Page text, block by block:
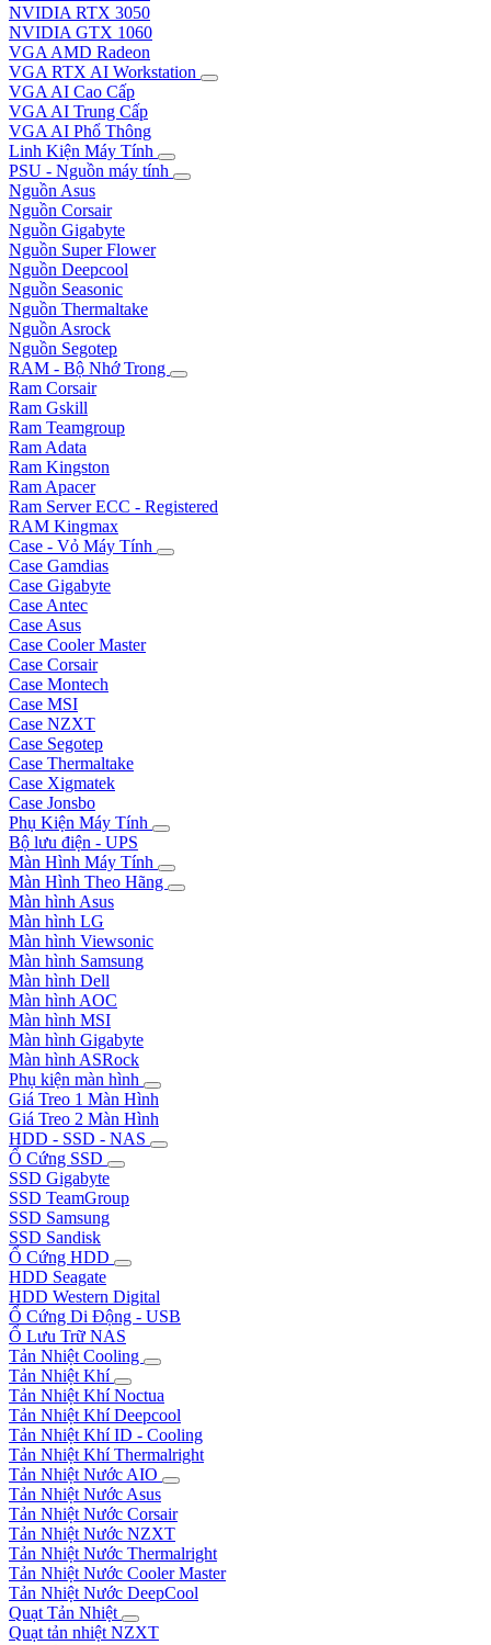
NVIDIA RTX 3050
NVIDIA GTX 1060
VGA AMD Radeon
VGA RTX AI Workstation
VGA AI Cao Cấp
VGA AI Trung Cấp
VGA AI Phổ Thông
Linh Kiện Máy Tính
PSU - Nguồn máy tính
Nguồn Asus
Nguồn Corsair
Nguồn Gigabyte
Nguồn Super Flower
Nguồn Deepcool
Nguồn Seasonic
Nguồn Thermaltake
Nguồn Asrock
Nguồn Segotep
RAM - Bộ Nhớ Trong
Ram Corsair
Ram Gskill
Ram Teamgroup
Ram Adata
Ram Kingston
Ram Apacer
Ram Server ECC - Registered
RAM Kingmax
Case - Vỏ Máy Tính
Case Gamdias
Case Gigabyte
Case Antec
Case Asus
Case Cooler Master
Case Corsair
Case Montech
Case MSI
Case NZXT
Case Segotep
Case Thermaltake
Case Xigmatek
Case Jonsbo
Phụ Kiện Máy Tính
Bộ lưu điện - UPS
Màn Hình Máy Tính
Màn Hình Theo Hãng
Màn hình Asus
Màn hình LG
Màn hình Viewsonic
Màn hình Samsung
Màn hình Dell
Màn hình AOC
Màn hình MSI
Màn hình Gigabyte
Màn hình ASRock
Phụ kiện màn hình
Giá Treo 1 Màn Hình
Giá Treo 2 Màn Hình
HDD - SSD - NAS
Ổ Cứng SSD
SSD Gigabyte
SSD TeamGroup
SSD Samsung
SSD Sandisk
Ổ Cứng HDD
HDD Seagate
HDD Western Digital
Ổ Cứng Di Động - USB
Ổ Lưu Trữ NAS
Tản Nhiệt Cooling
Tản Nhiệt Khí
Tản Nhiệt Khí Noctua
Tản Nhiệt Khí Deepcool
Tản Nhiệt Khí ID - Cooling
Tản Nhiệt Khí Thermalright
Tản Nhiệt Nước AIO
Tản Nhiệt Nước Asus
Tản Nhiệt Nước Corsair
Tản Nhiệt Nước NZXT
Tản Nhiệt Nước Thermalright
Tản Nhiệt Nước Cooler Master
Tản Nhiệt Nước DeepCool
Quạt Tản Nhiệt
Quạt tản nhiệt NZXT